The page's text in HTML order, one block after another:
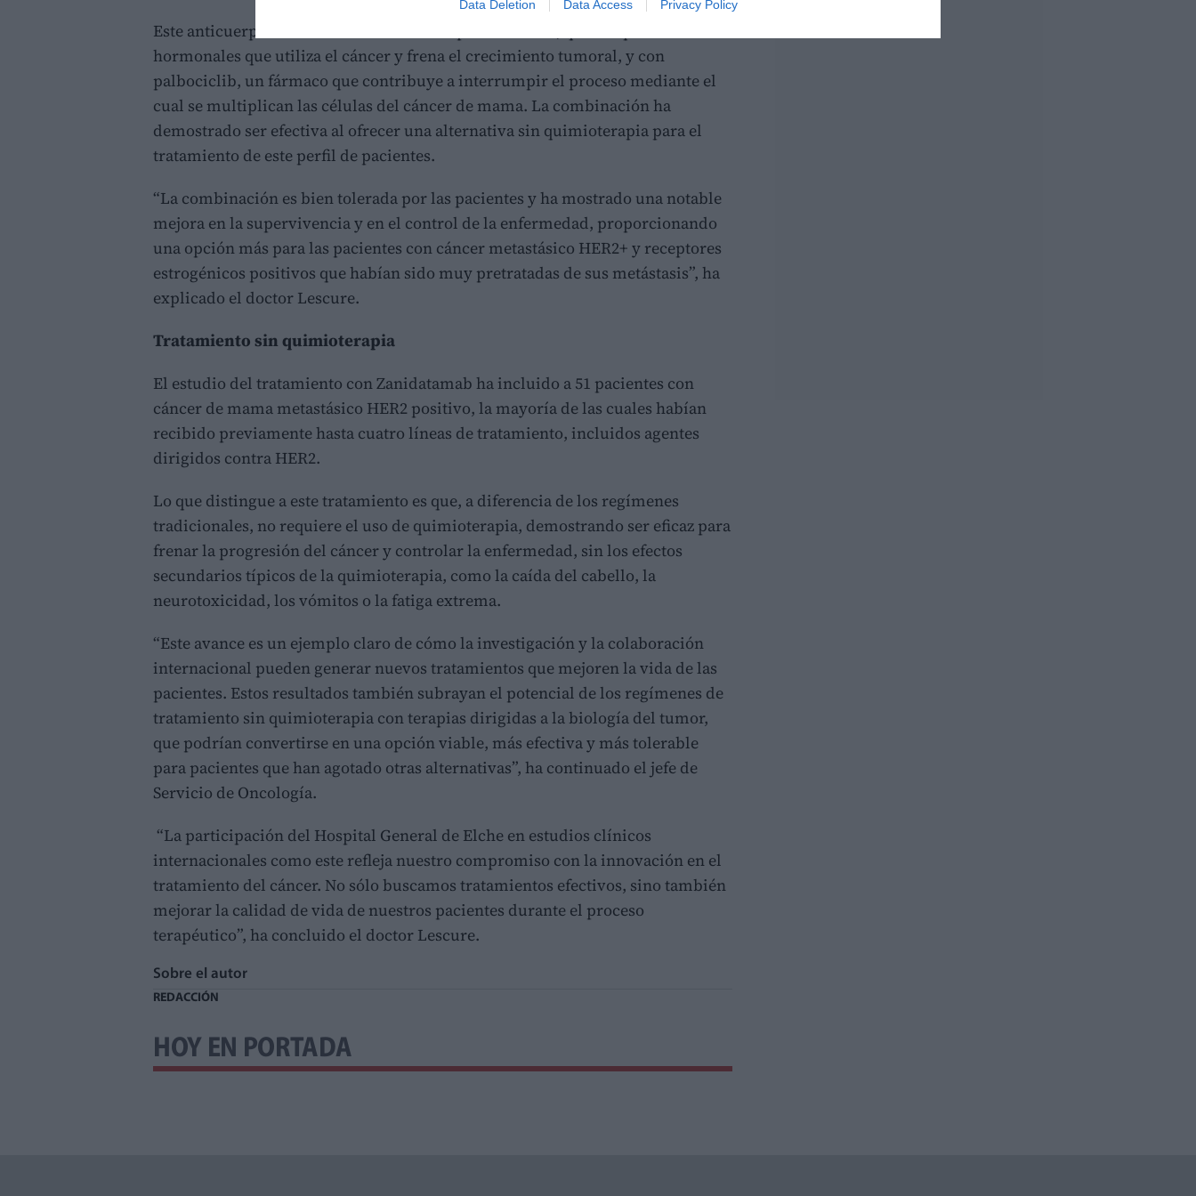
Data Deletion Data Access Privacy Policy
Este anticuerpo se ha combinado con terapia hormonal, que bloquea las vías
hormonales que utiliza el cáncer y frena el crecimiento tumoral, y con
palbociclib, un fármaco que contribuye a interrumpir el proceso mediante el
cual se multiplican las células del cáncer de mama. La combinación ha
demostrado ser efectiva al ofrecer una alternativa sin quimioterapia para el
tratamiento de este perfil de pacientes.
“La combinación es bien tolerada por las pacientes y ha mostrado una notable
mejora en la supervivencia y en el control de la enfermedad, proporcionando
una opción más para las pacientes con cáncer metastásico HER2+ y receptores
estrogénicos positivos que habían sido muy pretratadas de sus metástasis”, ha
explicado el doctor Lescure.
Tratamiento sin quimioterapia
El estudio del tratamiento con Zanidatamab ha incluido a 51 pacientes con
cáncer de mama metastásico HER2 positivo, la mayoría de las cuales habían
recibido previamente hasta cuatro líneas de tratamiento, incluidos agentes
dirigidos contra HER2.
Lo que distingue a este tratamiento es que, a diferencia de los regímenes
tradicionales, no requiere el uso de quimioterapia, demostrando ser eficaz para
frenar la progresión del cáncer y controlar la enfermedad, sin los efectos
secundarios típicos de la quimioterapia, como la caída del cabello, la
neurotoxicidad, los vómitos o la fatiga extrema.
“Este avance es un ejemplo claro de cómo la investigación y la colaboración
internacional pueden generar nuevos tratamientos que mejoren la vida de las
pacientes. Estos resultados también subrayan el potencial de los regímenes de
tratamiento sin quimioterapia con terapias dirigidas a la biología del tumor,
que podrían convertirse en una opción viable, más efectiva y más tolerable
para pacientes que han agotado otras alternativas”, ha continuado el jefe de
Servicio de Oncología.
“La participación del Hospital General de Elche en estudios clínicos
internacionales como este refleja nuestro compromiso con la innovación en el
tratamiento del cáncer. No sólo buscamos tratamientos efectivos, sino también
mejorar la calidad de vida de nuestros pacientes durante el proceso
terapéutico”, ha concluido el doctor Lescure.
Sobre el autor
REDACCIÓN
HOY EN PORTADA